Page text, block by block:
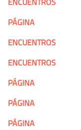
PÁGINA
ENCUENTROS
ENCUENTROS
PÁGINA
PÁGINA
PÁGINA